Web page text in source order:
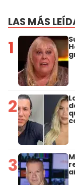
LAS MÁS
1
2
3